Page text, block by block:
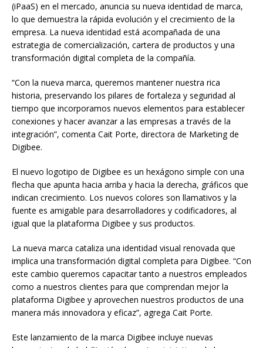
(iPaaS) en el mercado, anuncia su nueva identidad de marca,
lo que demuestra la rápida evolución y el crecimiento de la
empresa. La nueva identidad está acompañada de una
estrategia de comercialización, cartera de productos y una
transformación digital completa de la compañía.
“Con la nueva marca, queremos mantener nuestra rica
historia, preservando los pilares de fortaleza y seguridad al
tiempo que incorporamos nuevos elementos para establecer
conexiones y hacer avanzar a las empresas a través de la
integración”, comenta Cait Porte, directora de Marketing de
Digibee.
El nuevo logotipo de Digibee es un hexágono simple con una
flecha que apunta hacia arriba y hacia la derecha, gráficos que
indican crecimiento. Los nuevos colores son llamativos y la
fuente es amigable para desarrolladores y codificadores, al
igual que la plataforma Digibee y sus productos.
La nueva marca cataliza una identidad visual renovada que
implica una transformación digital completa para Digibee. “Con
este cambio queremos capacitar tanto a nuestros empleados
como a nuestros clientes para que comprendan mejor la
plataforma Digibee y aprovechen nuestros productos de una
manera más innovadora y eficaz”, agrega Cait Porte.
Este lanzamiento de la marca Digibee incluye nuevas